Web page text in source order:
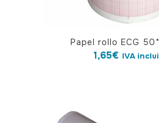
Papel rollo ECG
1,65€ IVA